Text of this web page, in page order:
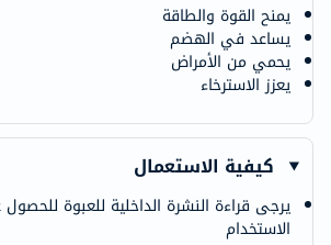
يمنح القوة والطاقة
يساعد في الهضم
يحمي من الأمراض
يعزز الاسترخاء
كيفية الاستعمال
يرجى قراءة النشرة الداخلية للعبوة
الاستخدام